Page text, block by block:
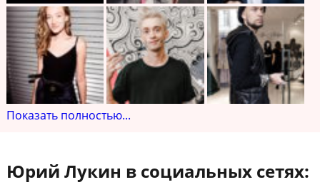
Показать полностью...
Юрий Лукин в социальных сетях: